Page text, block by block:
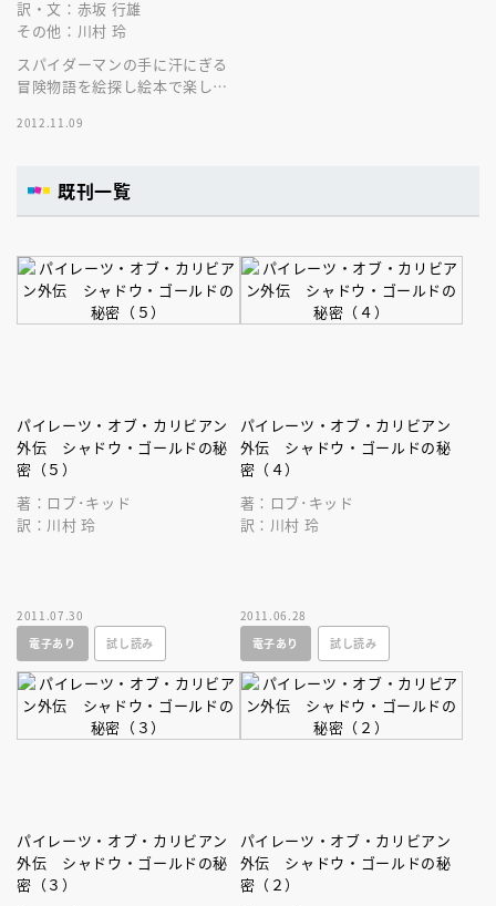
訳・文：赤坂 行雄
その他：川村 玲
スパイダーマンの手に汗にぎる
冒険物語を絵探し絵本で楽しも
す！ ぜんぶ、さがしだせるか
2012.11.09
既刊一覧
パイレーツ・オブ・カリビアン
外伝 シャドウ・ゴールドの秘
密（５）
著：ロブ･キッド
訳：川村 玲
2011.07.30
電子あり
試し読み
パイレーツ・オブ・カリビアン
外伝 シャドウ・ゴールドの秘
密（４）
著：ロブ･キッド
訳：川村 玲
2011.06.28
電子あり
試し読み
パイレーツ・オブ・カリビアン
外伝 シャドウ・ゴールドの秘
密（３）
パイレーツ・オブ・カリビアン
外伝 シャドウ・ゴールドの秘
密（２）